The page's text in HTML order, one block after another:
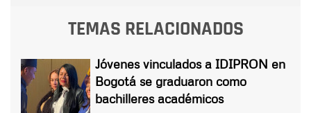
TEMAS RELACIONADOS
Jóvenes vinculados a IDIPRON en
Bogotá se graduaron como
bachilleres académicos